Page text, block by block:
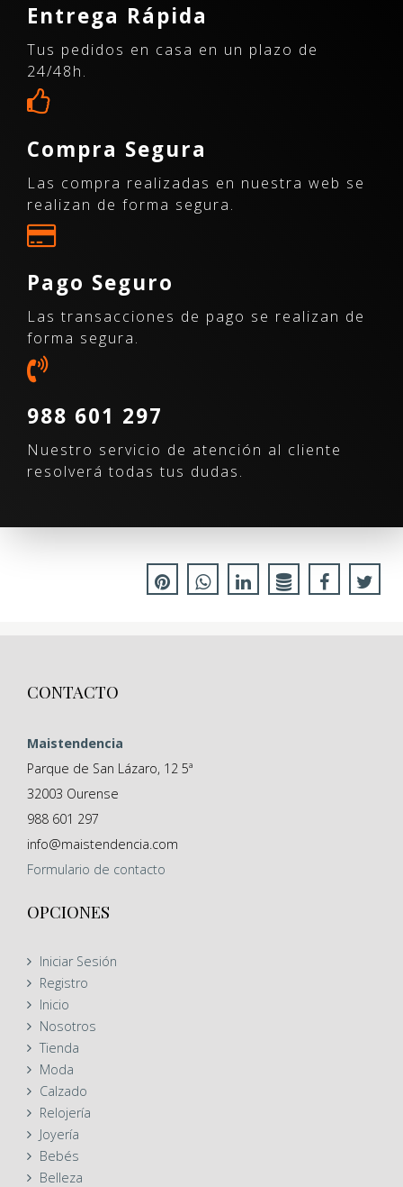
Entrega Rápida
Tus pedidos en casa en un plazo de
24/48h.
Compra Segura
Las compra realizadas en nuestra web se
realizan de forma segura.
Pago Seguro
Las transacciones de pago se realizan de
forma segura.
988 601 297
Nuestro servicio de atención al cliente
resolverá todas tus dudas.
CONTACTO
Maistendencia
Parque de San Lázaro, 12 5ª
32003 Ourense
988 601 297
info@maistendencia.com
Formulario de contacto
OPCIONES
Iniciar Sesión
Registro
Inicio
Nosotros
Tienda
Moda
Calzado
Relojería
Joyería
Bebés
Belleza